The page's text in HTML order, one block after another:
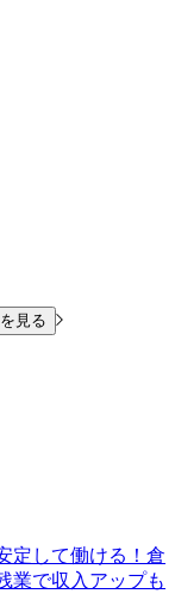
見る
定して働ける！倉
業で収入アップも